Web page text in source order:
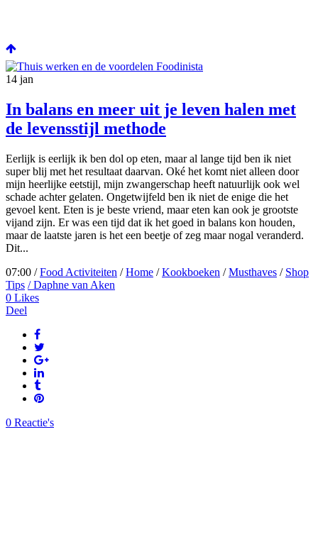
14 jan
In balans en meer uit je leven halen met
de levensstijl methode
Eerlijk is eerlijk ik ben dol op eten, maar al lange tijd ben ik niet
super blij met het resultaat daarvan. Oké het komt niet alleen door
mijn heerlijke eetstijl, mijn zwangerschap heeft natuurlijk ook wel
schade achter gelaten. Ongetwijfeld ben ik niet de enige die het
gevoel kent. Eten is je beste vriend, maar eten kan ook je grootste
vijand zijn. Er was een tijd dat ik het goed in balans kon houden,
maar de laatste jaren is het een beetje of zeg maar nogal veranderd.
Dit...
07:00 /Food Activiteiten /Home /Kookboeken /Musthaves / Shop
Tips / Daphne van Aken
0 Likes
Deel
0 Reactie's